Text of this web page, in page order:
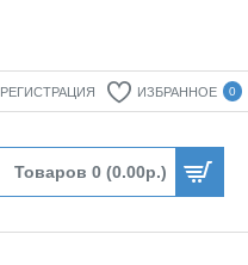
РЕГИСТРАЦИЯ ИЗБРАННОЕ 0
Товаров 0 (0.00р.)